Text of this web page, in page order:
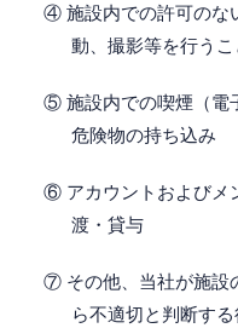
④ 施設内での許可のな
動、撮影等を行うこ
⑤ 施設内での喫煙（電
危険物の持ち込み
⑥ アカウントおよびメ
渡・貸与
⑦ その他、当社が施設
ら不適切と判断す